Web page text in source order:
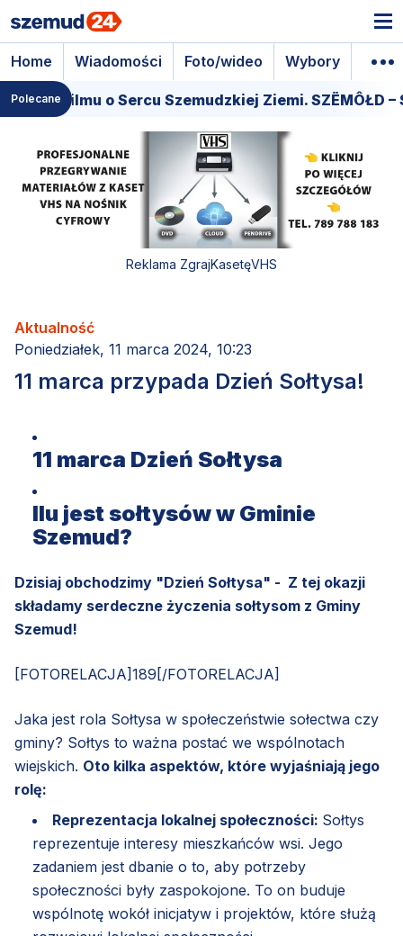
Home Wiadomości Foto/wideo Wybory
Polecane
filmu o Sercu Szemudzkiej Ziemi. SZËMÔŁD –
Reklama ZgrajKasetęVHS
Aktualność
Poniedziałek, 11 marca 2024, 10:23
11 marca przypada Dzień Sołtysa!
11 marca Dzień Sołtysa
Ilu jest sołtysów w Gminie
Szemud?
Dzisiaj obchodzimy "Dzień Sołtysa" - Z tej okazji
składamy serdeczne życzenia sołtysom z Gminy
Szemud!
[FOTORELACJA]189[/FOTORELACJA]
Jaka jest rola Sołtysa w społeczeństwie sołectwa czy
gminy? Sołtys to ważna postać we wspólnotach
wiejskich. Oto kilka aspektów, które wyjaśniają jego
rolę:
Reprezentacja lokalnej społeczności: Sołtys
reprezentuje interesy mieszkańców wsi. Jego
zadaniem jest dbanie o to, aby potrzeby
społeczności były zaspokojone. To on buduje
wspólnotę wokół inicjatyw i projektów, które służą